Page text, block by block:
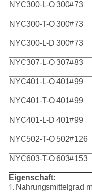
NYC300-L-O300#73
NYC300-T-O300#73
NYC300-L-D 300#73
NYC307-L-O307#83
NYC401-L-O401#99
NYC401-T-O401#99
NYC401-L-D 401#99
NYC502-T-O 502#126
NYC603-T-O603#153
Eigenschaft:
1. Nahrungsmittelgrad